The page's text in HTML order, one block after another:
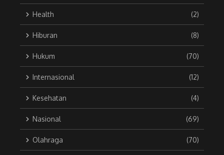
Health (2)
Hiburan (8)
Hukum (70)
Internasional (12)
Kesehatan (4)
Nasional (69)
Olahraga (70)